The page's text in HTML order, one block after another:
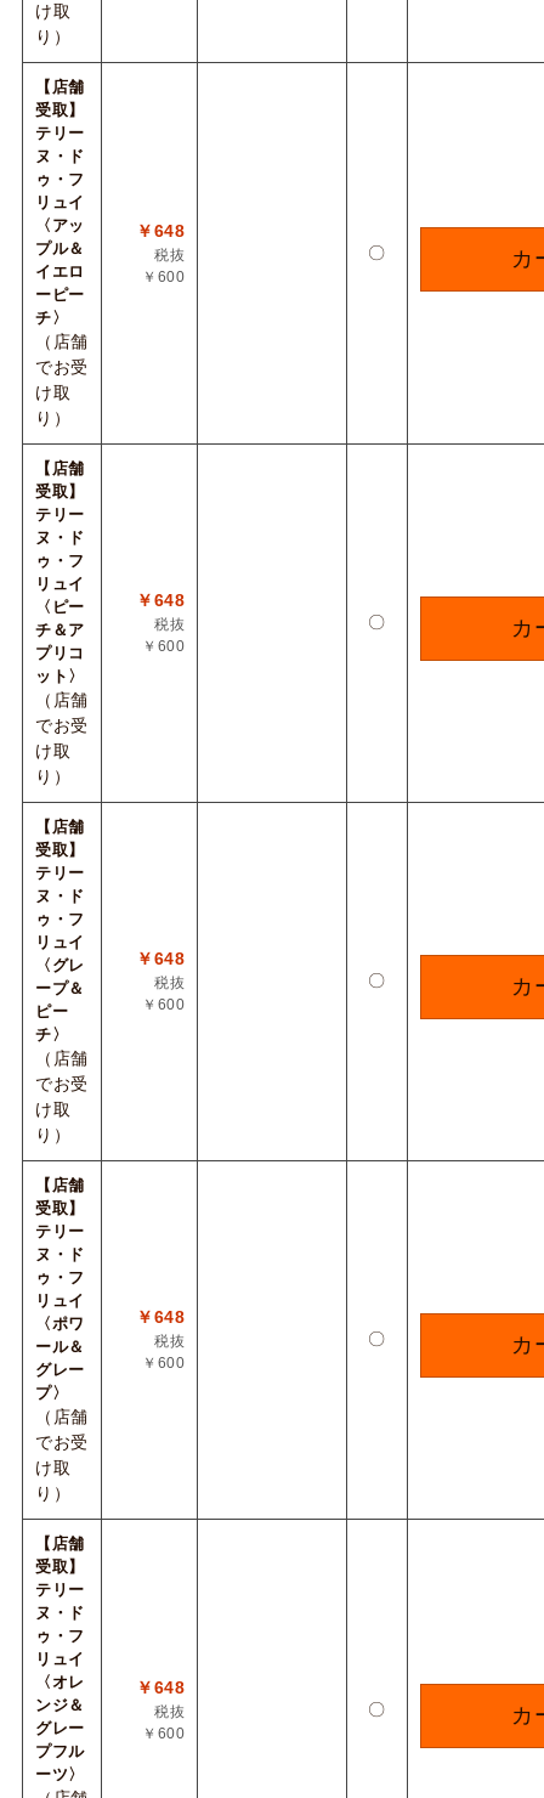
け取
り）
【店舗
受取】
テリー
ヌ・ド
ゥ・フ
リュイ
〈アッ
プル＆
イエロ
ーピー
チ〉
（店舗
でお受
け取
り）
￥648
税抜
￥600
〇 カ
【店舗
受取】
テリー
ヌ・ド
ゥ・フ
リュイ
〈ピー
チ＆ア
プリコ
ット〉
（店舗
でお受
け取
り）
￥648
税抜
￥600
〇 カ
【店舗
受取】
テリー
ヌ・ド
ゥ・フ
リュイ
〈グレ
ープ＆
ピー
チ〉
（店舗
でお受
け取
り）
￥648
税抜
￥600
〇 カ
【店舗
受取】
テリー
ヌ・ド
ゥ・フ
リュイ
〈ポワ
ール＆
グレー
プ〉
（店舗
でお受
け取
り）
￥648
税抜
￥600
〇 カ
【店舗
受取】
テリー
ヌ・ド
ゥ・フ
リュイ
〈オレ
ンジ＆
グレー
プフル
ーツ〉
￥648
税抜
￥600
〇 カ